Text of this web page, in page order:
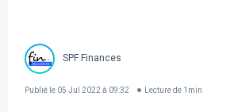
SPF Finances
Publié le 05 Jul 2022 à 09:32 Lecture de 1 min